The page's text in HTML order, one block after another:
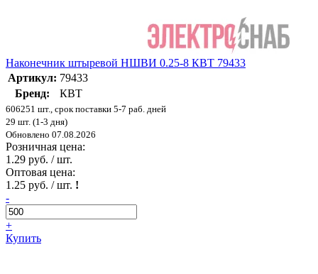
Наконечник штыревой НШВИ 0.25-8 КВТ 79433
Артикул: 79433
Бренд:
КВТ
606251 шт., срок поставки 5-7 раб. дней
29 шт. (1-3 дня)
Обновлено 07.08.2026
Розничная цена:
1.29 руб. / шт.
Оптовая цена:
1.25 руб. / шт. !
-
+
Купить